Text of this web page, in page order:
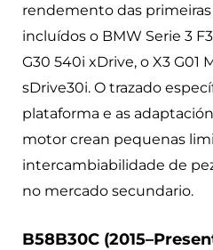
rendemento das primeiras
incluídos o BMW Serie 3
G30 540i xDrive, o X3 G01
sDrive30i. O trazado
plataforma e as
motor crean pequenas
intercambiabilidade de
no mercado secundario.
B58B30C